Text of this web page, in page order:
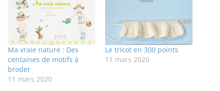
Ma vraie nature : Des
centaines de motifs à
broder
11 mars 2020
Le tricot en 300 points
11 mars 2020